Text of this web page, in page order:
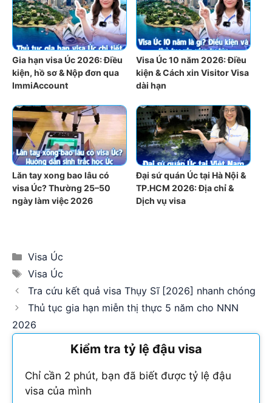
Gia hạn visa Úc 2026: Điều
kiện, hồ sơ & Nộp đơn qua
ImmiAccount
Visa Úc 10 năm 2026: Điều
kiện & Cách xin Visitor Visa
dài hạn
Lăn tay xong bao lâu có
visa Úc? Thường 25–50
ngày làm việc 2026
Đại sứ quán Úc tại Hà Nội &
TP.HCM 2026: Địa chỉ &
Dịch vụ visa
Categories
Visa Úc
Tags
Visa Úc
Tra cứu kết quả visa Thụy Sĩ [2026] nhanh chóng
Thủ tục gia hạn miễn thị thực 5 năm cho NNN
2026
Kiểm tra tỷ lệ đậu visa
Chỉ cần 2 phút, bạn đã biết được tỷ lệ đậu
visa của mình